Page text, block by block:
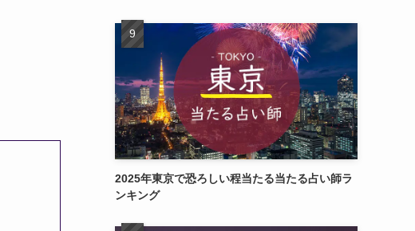
2025年東京で恐ろしい程当たる当たる占い師ラ
ンキング